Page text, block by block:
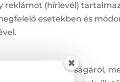
(hírlevél)
esetekben és
adatok biztonságáról,